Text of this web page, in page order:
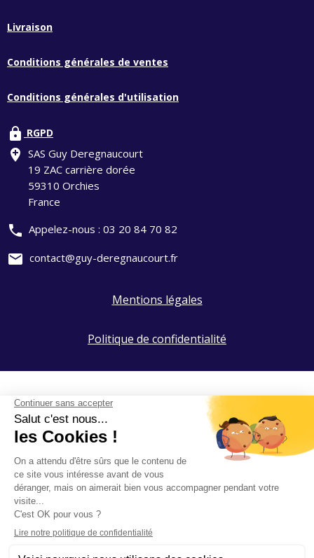
Livraison
Conditions générales de ventes
Conditions générales d'utilisation
lock RGPD
add_location SAS Guy Deregnaucourt
19 ZAC carrière dorée
59310 Orchies
France
phone Appelez-nous : 03 20 84 70 82
mail contact@guy-deregnaucourt.fr
Mentions légales
Politique de confidentialité